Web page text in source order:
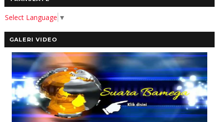
Select Language ▼
GALERI VIDEO